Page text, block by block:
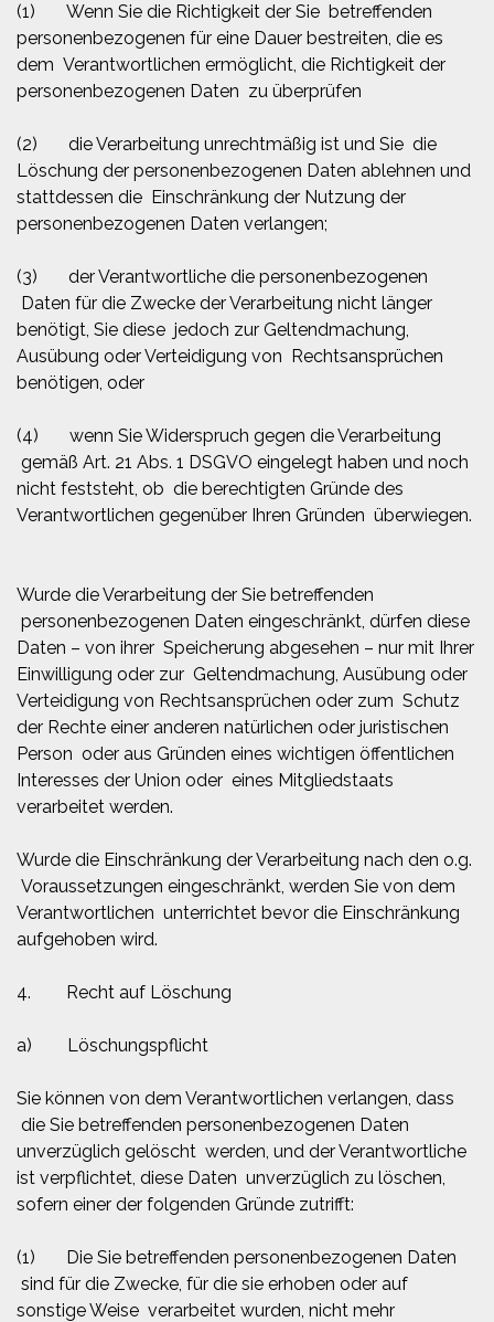
(1) Wenn Sie die Richtigkeit der Sie betreffenden
personenbezogenen für eine Dauer bestreiten, die es
dem Verantwortlichen ermöglicht, die Richtigkeit der
personenbezogenen Daten zu überprüfen
(2) die Verarbeitung unrechtmäßig ist und Sie die
Löschung der personenbezogenen Daten ablehnen und
stattdessen die Einschränkung der Nutzung der
personenbezogenen Daten verlangen;
(3) der Verantwortliche die personenbezogenen
Daten für die Zwecke der Verarbeitung nicht länger
benötigt, Sie diese jedoch zur Geltendmachung,
Ausübung oder Verteidigung von Rechtsansprüchen
benötigen, oder
(4) wenn Sie Widerspruch gegen die Verarbeitung
gemäß Art. 21 Abs. 1 DSGVO eingelegt haben und noch
nicht feststeht, ob die berechtigten Gründe des
Verantwortlichen gegenüber Ihren Gründen überwiegen.
Wurde die Verarbeitung der Sie betreffenden
personenbezogenen Daten eingeschränkt, dürfen diese
Daten – von ihrer Speicherung abgesehen – nur mit Ihrer
Einwilligung oder zur Geltendmachung, Ausübung oder
Verteidigung von Rechtsansprüchen oder zum Schutz
der Rechte einer anderen natürlichen oder juristischen
Person oder aus Gründen eines wichtigen öffentlichen
Interesses der Union oder eines Mitgliedstaats
verarbeitet werden.
Wurde die Einschränkung der Verarbeitung nach den o.g.
Voraussetzungen eingeschränkt, werden Sie von dem
Verantwortlichen unterrichtet bevor die Einschränkung
aufgehoben wird.
4. Recht auf Löschung
a) Löschungspflicht
Sie können von dem Verantwortlichen verlangen, dass
die Sie betreffenden personenbezogenen Daten
unverzüglich gelöscht werden, und der Verantwortliche
ist verpflichtet, diese Daten unverzüglich zu löschen,
sofern einer der folgenden Gründe zutrifft:
(1) Die Sie betreffenden personenbezogenen Daten
sind für die Zwecke, für die sie erhoben oder auf
sonstige Weise verarbeitet wurden, nicht mehr